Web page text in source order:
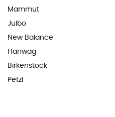
Mammut
Julbo
New Balance
Hanwag
Birkenstock
Petzl